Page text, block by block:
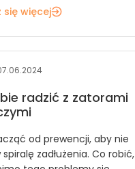
się więcej
radzić z zatorami
od prewencji, aby nie
zadłużenia. Co robić,